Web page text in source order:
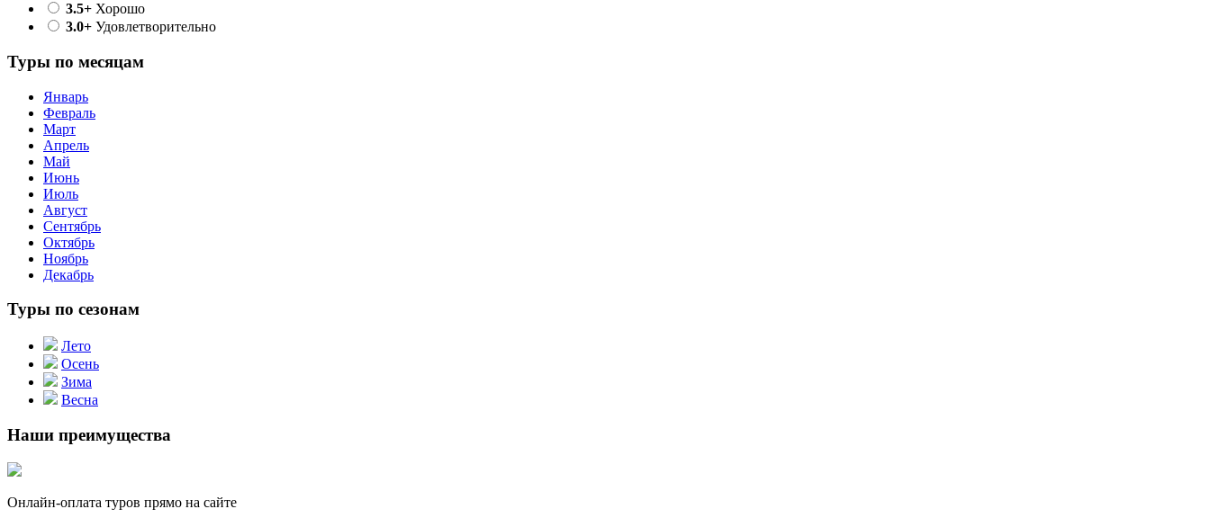
3.5+ Хорошо
3.0+ Удовлетворительно
Туры по месяцам
Январь
Февраль
Март
Апрель
Май
Июнь
Июль
Август
Сентябрь
Октябрь
Ноябрь
Декабрь
Туры по сезонам
Лето
Осень
Зима
Весна
Наши преимущества
Онлайн-оплата туров прямо на сайте